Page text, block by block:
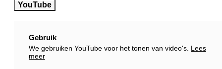
YouTube
Gebruik
We gebruiken YouTube voor het tonen van video's. Lees
meer